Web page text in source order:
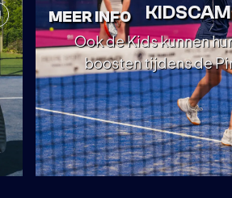
Ook de Kids kunnen
boosten tijdens de
MEER INFO